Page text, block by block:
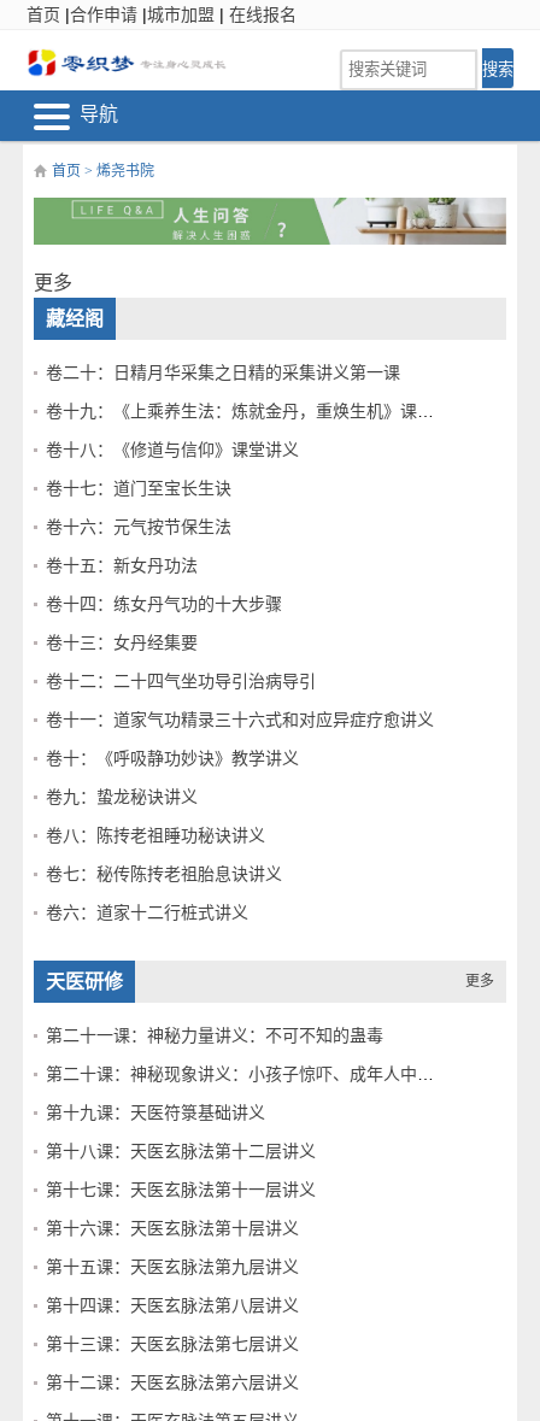
首页 |合作申请 |城市加盟 |在线报名
导航
首页 > 烯尧书院
更多
藏经阁
卷二十：日精月华采集之日精的采集讲义第一课
卷十九：《上乘养生法：炼就金丹，重焕生机》课堂讲义
卷十八：《修道与信仰》课堂讲义
卷十七：道门至宝长生诀
卷十六：元气按节保生法
卷十五：新女丹功法
卷十四：练女丹气功的十大步骤
卷十三：女丹经集要
卷十二：二十四气坐功导引治病导引
卷十一：道家气功精录三十六式和对应异症疗愈讲义
卷十：《呼吸静功妙诀》教学讲义
卷九：蛰龙秘诀讲义
卷八：陈抟老祖睡功秘诀讲义
卷七：秘传陈抟老祖胎息诀讲义
卷六：道家十二行桩式讲义
更多
天医研修
第二十一课：神秘力量讲义：不可不知的蛊毒
第二十课：神秘现象讲义：小孩子惊吓、成年人中邪是怎么回事
第十九课：天医符箓基础讲义
第十八课：天医玄脉法第十二层讲义
第十七课：天医玄脉法第十一层讲义
第十六课：天医玄脉法第十层讲义
第十五课：天医玄脉法第九层讲义
第十四课：天医玄脉法第八层讲义
第十三课：天医玄脉法第七层讲义
第十二课：天医玄脉法第六层讲义